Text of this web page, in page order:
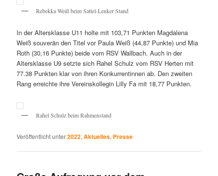
Rebekka Weiß beim Sattel-Lenker Stand
In der Altersklasse U11 holte mit 103,71 Punkten Magdalena
Weiß souverän den Titel vor Paula Weiß (44,87 Punkte) und Mia
Roth (30,16 Punkte) beide vom RSV Wallbach. Auch in der
Altersklasse U9 setzte sich Rahel Schulz vom RSV Herten mit
77.38 Punkten klar von ihren Konkurrentinnen ab. Den zweiten
Rang erreichte ihre Vereinskollegin Lilly Fa mit 18,77 Punkten.
Rahel Schulz beim Rahmenstand
Veröffentlicht unter2022,Aktuelles, Presse